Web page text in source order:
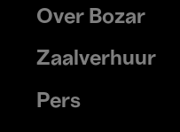
Footer
menu
Over Bozar
Zaalverhuur
Pers